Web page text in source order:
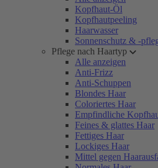
Kopfhaut-Öl
Kopfhautpeeling
Haarwasser
Sonnenschutz & -
Pflege nach Haartyp
Alle anzeigen
Anti-Frizz
Anti-Schuppen
Blondes Haar
Coloriertes Haar
Empfindliche
Feines & glattes Haar
Fettiges Haar
Lockiges Haar
Mittel gegen